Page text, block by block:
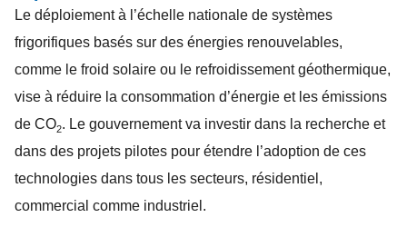
Le déploiement à l’échelle nationale de systèmes
frigorifiques basés sur des énergies renouvelables,
comme le froid solaire ou le refroidissement géothermique,
vise à réduire la consommation d’énergie et les émissions
de CO2. Le gouvernement va investir dans la recherche et
dans des projets pilotes pour étendre l’adoption de ces
technologies dans tous les secteurs, résidentiel,
commercial comme industriel.